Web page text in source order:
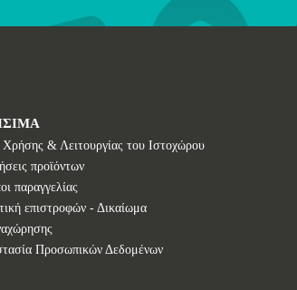
& Λειτουργίας του Ιστοχώρου
προϊόντων
παραγγελίας
επιστροφών - Δικαίωμα
Προσωπικών Δεδομένων